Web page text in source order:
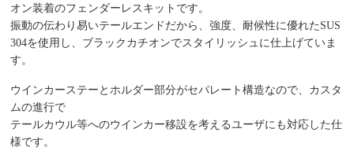
オン装着のフェンダーレスキットです。
振動の伝わり易いテールエンドだから、強度、耐候性に優れたSUS
304を使用し、ブラックカチオンでスタイリッシュに仕上げていま
す。
ウインカーステーとホルダー部分がセパレート構造なので、カスタ
ムの進行で
テールカウル等へのウインカー移設を考えるユーザにも対応した仕
様です。